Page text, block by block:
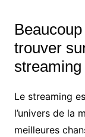
trouver
streaming
Le streaming
l’univers de la
meilleures